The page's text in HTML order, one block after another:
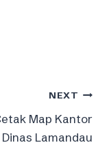
NEXT
Map Kantor
Dinas Lamandau